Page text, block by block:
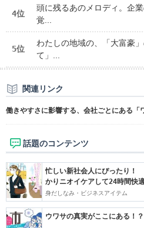
4位
頭に残るあのメロディ。企
覚...
5位
わたしの地域の、「大富豪
て」...
関連リンク
働きやすさに影響する、会社ごとにある「
話題のコンテンツ
忙しい新社会人にぴったり！
かりニオイケアして24時間快適
身だしなみ・ビジネスアイテム
ウワサの真実がここにある！